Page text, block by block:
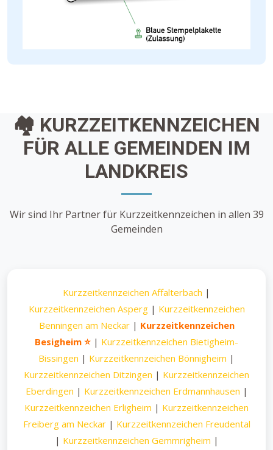
🏘️ KURZZEITKENNZEICHEN
FÜR ALLE GEMEINDEN IM
LANDKREIS
Wir sind Ihr Partner für Kurzzeitkennzeichen in allen 39
Gemeinden
Kurzzeitkennzeichen Affalterbach |
Kurzzeitkennzeichen Asperg| Kurzzeitkennzeichen
Benningen am Neckar| Kurzzeitkennzeichen
Besigheim ⭐ | Kurzzeitkennzeichen Bietigheim-
Bissingen | Kurzzeitkennzeichen Bönnigheim |
Kurzzeitkennzeichen Ditzingen | Kurzzeitkennzeichen
Eberdingen | Kurzzeitkennzeichen Erdmannhausen |
Kurzzeitkennzeichen Erligheim | Kurzzeitkennzeichen
Freiberg am Neckar| Kurzzeitkennzeichen Freudental
| Kurzzeitkennzeichen Gemmrigheim |